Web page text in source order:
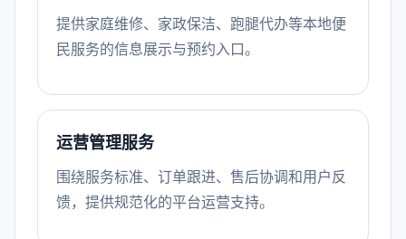
提供家庭维修、家政保洁、跑腿代办等本地便
民服务的信息展示与预约入口。
运营管理服务
围绕服务标准、订单跟进、售后协调和用户反
馈，提供规范化的平台运营支持。